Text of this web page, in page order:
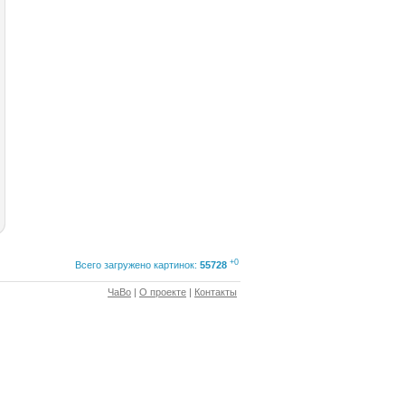
Всего загружено картинок: 55728 +0
ЧаВо | О проекте | Контакты